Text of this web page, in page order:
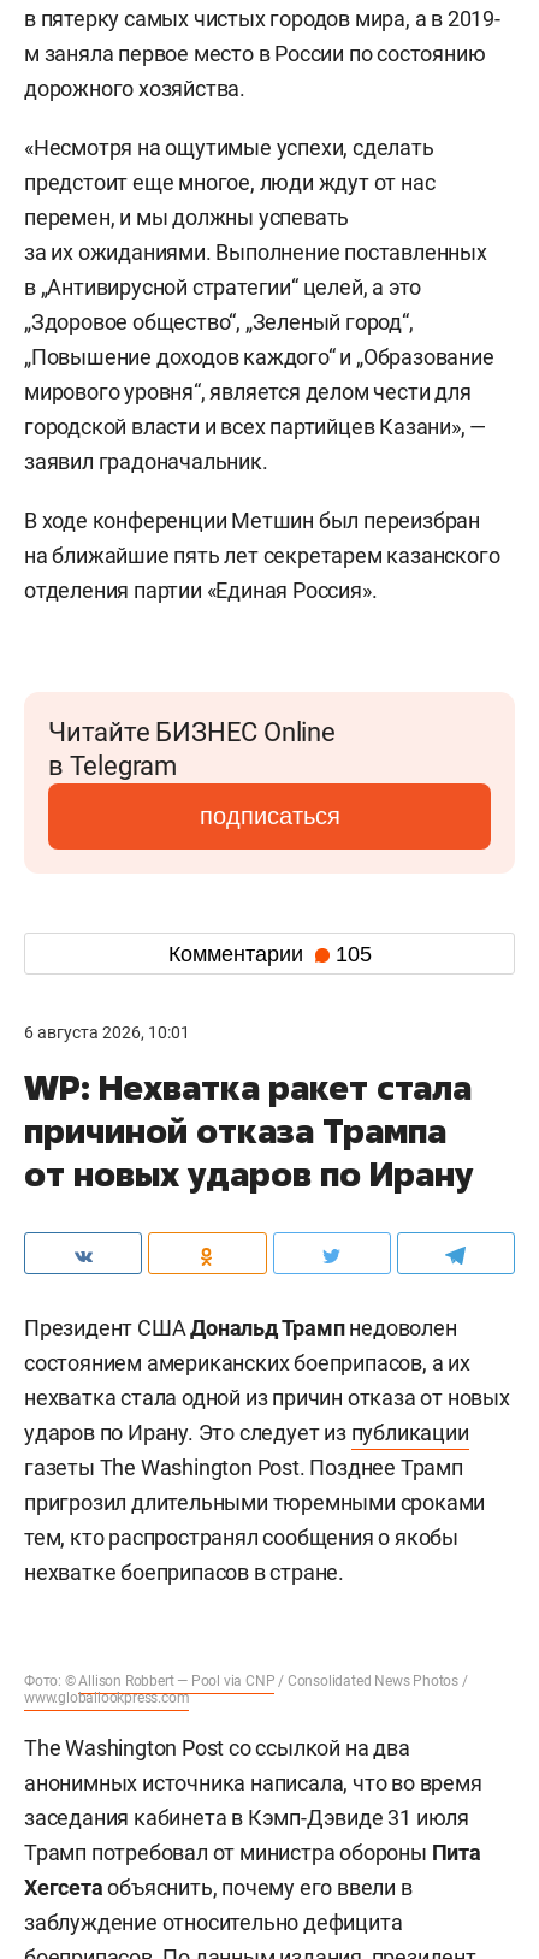
в пятерку самых чистых городов мира, а в 2019-
м заняла первое место в России по состоянию
дорожного хозяйства.
«Несмотря на ощутимые успехи, сделать
предстоит еще многое, люди ждут от нас
перемен, и мы должны успевать
за их ожиданиями. Выполнение поставленных
в „Антивирусной стратегии“ целей, а это
„Здоровое общество“, „Зеленый город“,
„Повышение доходов каждого“ и „Образование
мирового уровня“, является делом чести для
городской власти и всех партийцев Казани», —
заявил градоначальник.
В ходе конференции Метшин был переизбран
на ближайшие пять лет секретарем казанского
отделения партии «Единая Россия».
Читайте БИЗНЕС Online
в Telegram
подписаться
Комментарии 105
6 августа 2026, 10:01
WP: Нехватка ракет стала
причиной отказа Трампа
от новых ударов по Ирану
Президент СШАДональд Трампнедоволен
состоянием американских боеприпасов, а их
нехватка стала одной из причин отказа от новых
ударов по Ирану. Это следует из публикации
газеты The Washington Post. Позднее Трамп
пригрозил длительными тюремными сроками
тем, кто распространял сообщения о якобы
нехватке боеприпасов в стране.
Фото: ©Allison Robbert — Pool via CNP / Consolidated News Photos /
www.globallookpress.com
The Washington Post со ссылкой на два
анонимных источника написала, что во время
заседания кабинета в Кэмп-Дэвиде 31 июля
Трамп потребовал от министра обороны Пита
Хегсетаобъяснить, почему его ввели в
заблуждение относительно дефицита